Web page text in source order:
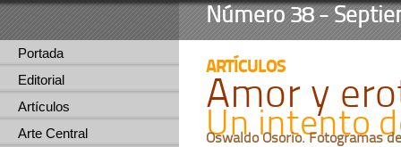
Número 38 -
Portada
Editorial
Artículos
Arte Central
ARTÍCULOS
Amor y
Un intento
Oswaldo Osorio. Fotogramas